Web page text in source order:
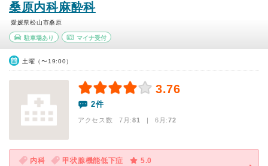
桑原内科麻酔科
愛媛県松山市桑原
駐車場あり マイナ受付
土曜（〜19:00）
3.76
2件
アクセス数 7月:81 | 6月:72
内科 甲状腺機能低下症
5.0